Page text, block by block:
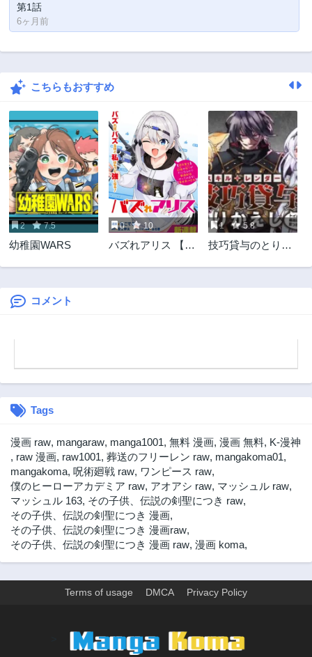
第1話
6ヶ月前
こちらもおすすめ
2 7.5
幼稚園WARS
0 10
バズれアリス 【追
ャ)が力になるので
1 5.8
技巧貸与のとりか
～
コメント
Tags
漫画 raw, mangaraw, manga1001, 無料 漫画, 漫画 無料, K-漫神
, raw 漫画, raw1001, 葬送のフリーレン raw, mangakoma01,
mangakoma, 呪術廻戦 raw, ワンピース raw,
僕のヒーローアカデミア raw, アオアシ raw, マッシュル raw,
マッシュル 163, その子供、伝説の剣聖につき raw,
その子供、伝説の剣聖につき 漫画,
その子供、伝説の剣聖につき 漫画raw,
その子供、伝説の剣聖につき 漫画 raw, 漫画 koma,
Terms of usage DMCA Privacy Policy